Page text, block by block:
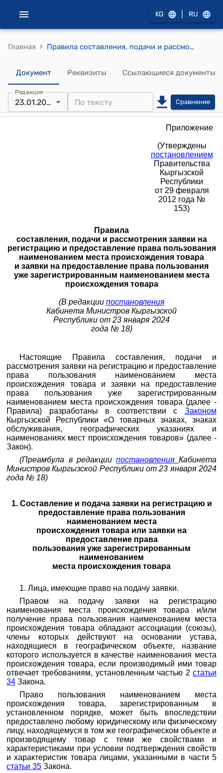
KG RU
Главная › Правила составления, подачи и рассмотрения заявки на регистрацию и предоставление права пользования наименованием места происхождения товара и заявки на предоставление права пользования уже зарегистрированным наименованием места происхождения товара (утверждены постановлением Правительства Кыргызской Республики от 29 февраля 2012 года № 153)
Документ Реквизиты Ссылающиеся документы
Редакция
23.01.2024 Сравнение